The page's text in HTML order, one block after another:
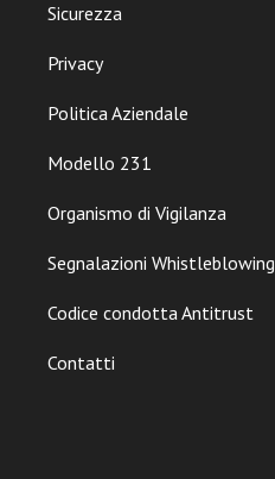
Sicurezza
Privacy
Politica Aziendale
Modello 231
Organismo di Vigilanza
Segnalazioni Whistleblowing
Codice condotta Antitrust
Contatti